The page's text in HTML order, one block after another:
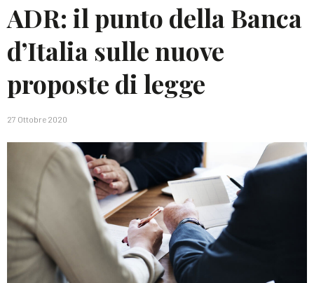
ADR: il punto della Banca
d’Italia sulle nuove
proposte di legge
27 Ottobre 2020